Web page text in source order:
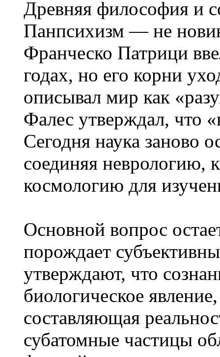
Древняя философия и
Панпсихизм — не
Франческо Патрици
годах, но его корни
описывал мир как
Фалес утверждал, что
Сегодня наука заново
соединяя неврологию,
космологию для
Основной вопрос
порождает
утверждают, что
биологическое
составляющая
субатомные частицы